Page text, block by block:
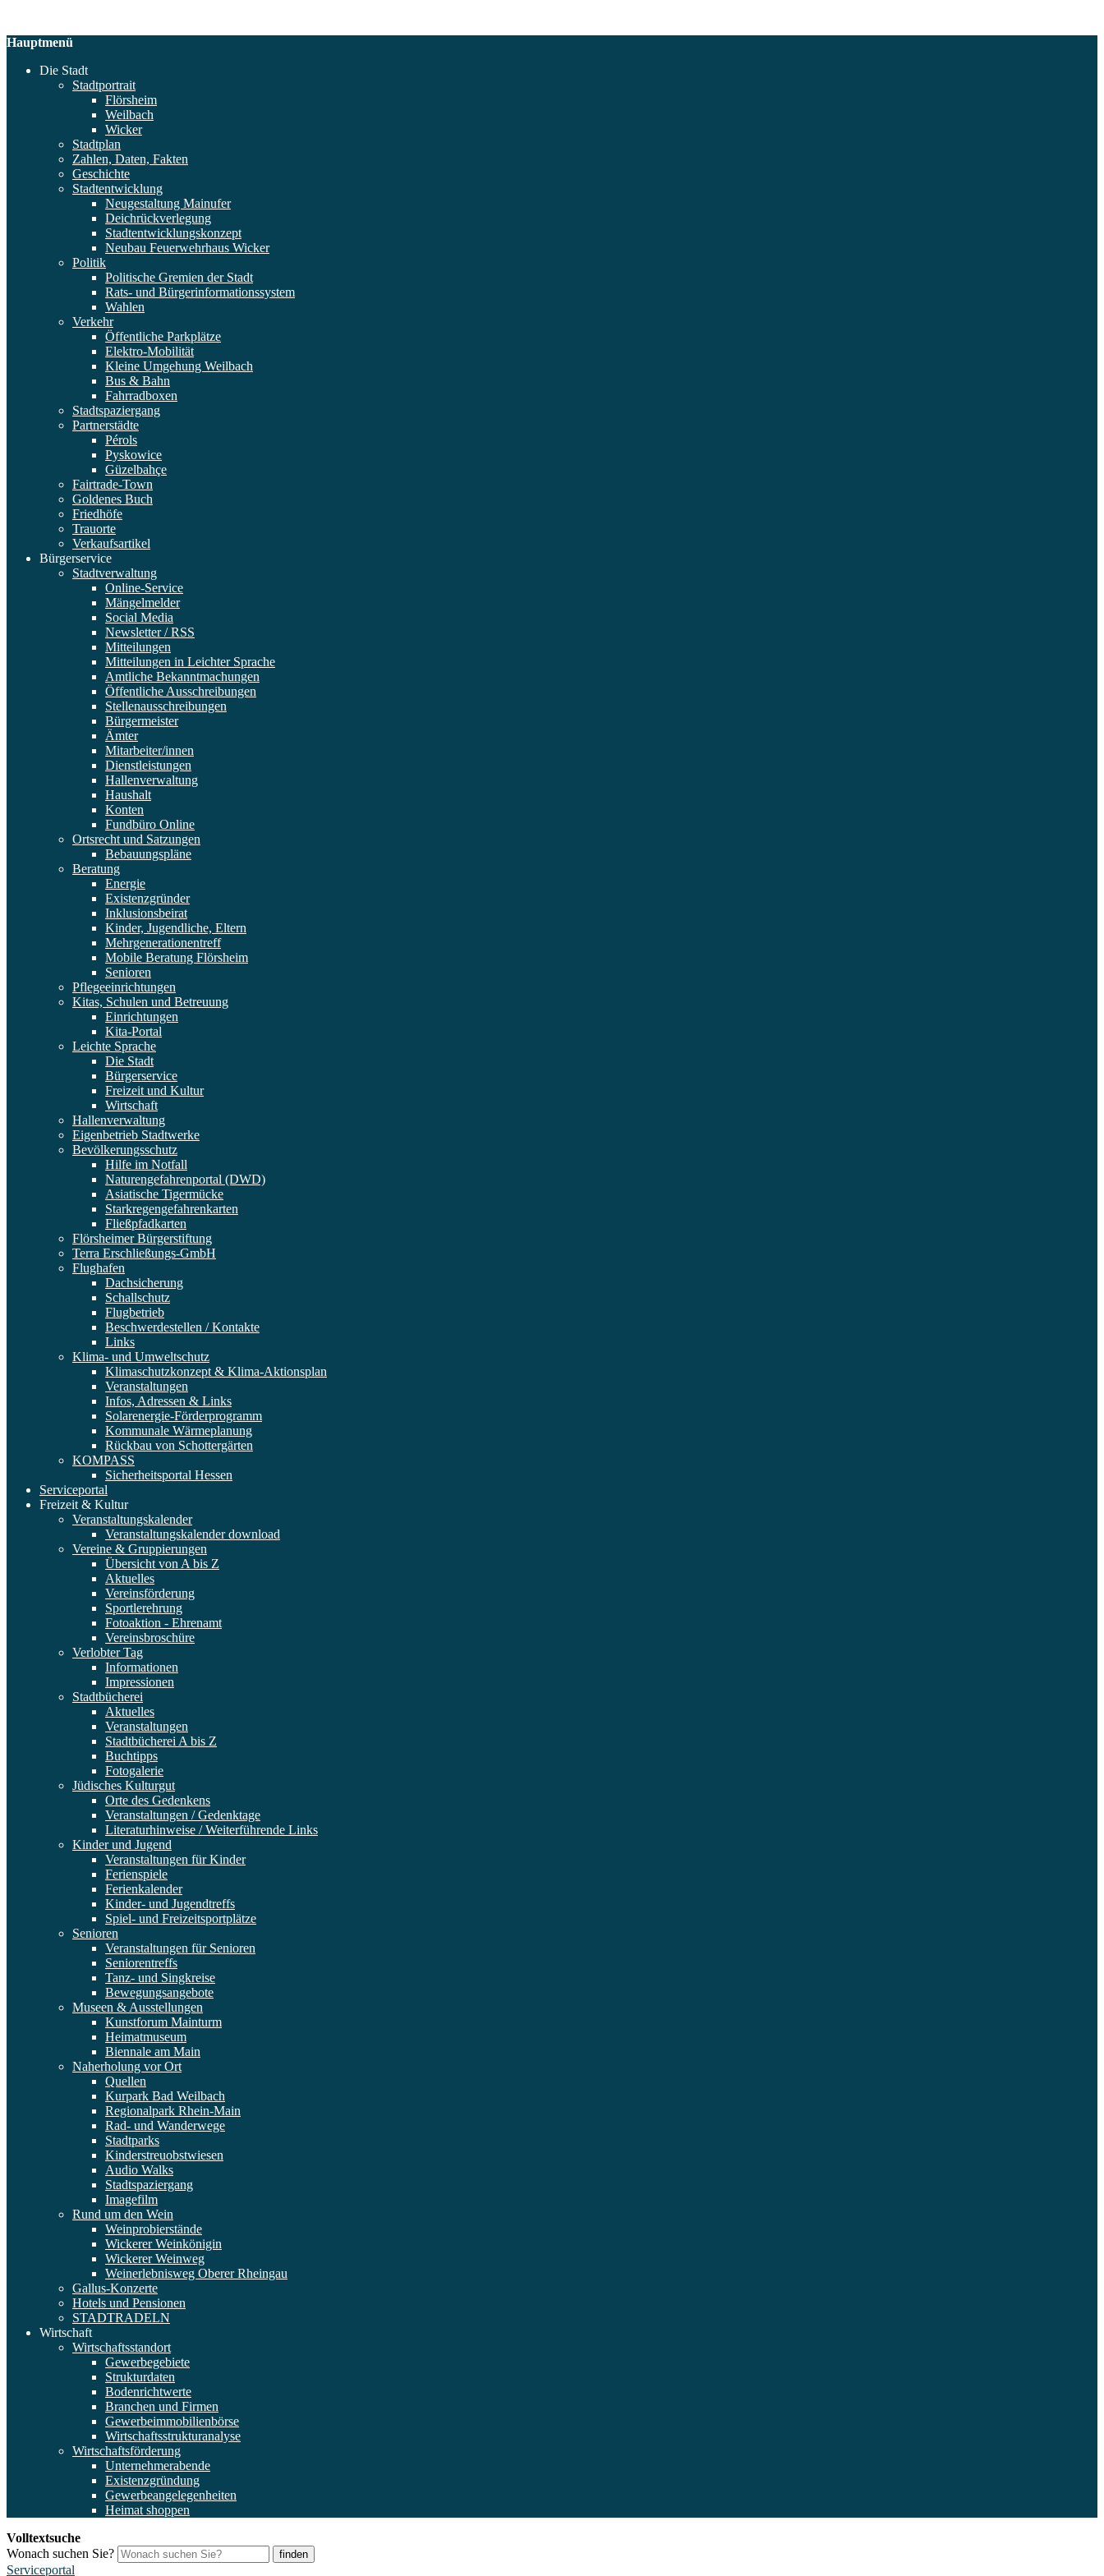
Hauptmenü
Die Stadt
Stadtportrait
Flörsheim
Weilbach
Wicker
Stadtplan
Zahlen, Daten, Fakten
Geschichte
Stadtentwicklung
Neugestaltung Mainufer
Deichrückverlegung
Stadtentwicklungskonzept
Neubau Feuerwehrhaus Wicker
Politik
Politische Gremien der Stadt
Rats- und Bürgerinformationssystem
Wahlen
Verkehr
Öffentliche Parkplätze
Elektro-Mobilität
Kleine Umgehung Weilbach
Bus & Bahn
Fahrradboxen
Stadtspaziergang
Partnerstädte
Pérols
Pyskowice
Güzelbahçe
Fairtrade-Town
Goldenes Buch
Friedhöfe
Trauorte
Verkaufsartikel
Bürgerservice
Stadtverwaltung
Online-Service
Mängelmelder
Social Media
Newsletter / RSS
Mitteilungen
Mitteilungen in Leichter Sprache
Amtliche Bekanntmachungen
Öffentliche Ausschreibungen
Stellenausschreibungen
Bürgermeister
Ämter
Mitarbeiter/innen
Dienstleistungen
Hallenverwaltung
Haushalt
Konten
Fundbüro Online
Ortsrecht und Satzungen
Bebauungspläne
Beratung
Energie
Existenzgründer
Inklusionsbeirat
Kinder, Jugendliche, Eltern
Mehrgenerationentreff
Mobile Beratung Flörsheim
Senioren
Pflegeeinrichtungen
Kitas, Schulen und Betreuung
Einrichtungen
Kita-Portal
Leichte Sprache
Die Stadt
Bürgerservice
Freizeit und Kultur
Wirtschaft
Hallenverwaltung
Eigenbetrieb Stadtwerke
Bevölkerungsschutz
Hilfe im Notfall
Naturengefahrenportal (DWD)
Asiatische Tigermücke
Starkregengefahrenkarten
Fließpfadkarten
Flörsheimer Bürgerstiftung
Terra Erschließungs-GmbH
Flughafen
Dachsicherung
Schallschutz
Flugbetrieb
Beschwerdestellen / Kontakte
Links
Klima- und Umweltschutz
Klimaschutzkonzept & Klima-Aktionsplan
Veranstaltungen
Infos, Adressen & Links
Solarenergie-Förderprogramm
Kommunale Wärmeplanung
Rückbau von Schottergärten
KOMPASS
Sicherheitsportal Hessen
Serviceportal
Freizeit & Kultur
Veranstaltungskalender
Veranstaltungskalender download
Vereine & Gruppierungen
Übersicht von A bis Z
Aktuelles
Vereinsförderung
Sportlerehrung
Fotoaktion - Ehrenamt
Vereinsbroschüre
Verlobter Tag
Informationen
Impressionen
Stadtbücherei
Aktuelles
Veranstaltungen
Stadtbücherei A bis Z
Buchtipps
Fotogalerie
Jüdisches Kulturgut
Orte des Gedenkens
Veranstaltungen / Gedenktage
Literaturhinweise / Weiterführende Links
Kinder und Jugend
Veranstaltungen für Kinder
Ferienspiele
Ferienkalender
Kinder- und Jugendtreffs
Spiel- und Freizeitsportplätze
Senioren
Veranstaltungen für Senioren
Seniorentreffs
Tanz- und Singkreise
Bewegungsangebote
Museen & Ausstellungen
Kunstforum Mainturm
Heimatmuseum
Biennale am Main
Naherholung vor Ort
Quellen
Kurpark Bad Weilbach
Regionalpark Rhein-Main
Rad- und Wanderwege
Stadtparks
Kinderstreuobstwiesen
Audio Walks
Stadtspaziergang
Imagefilm
Rund um den Wein
Weinprobierstände
Wickerer Weinkönigin
Wickerer Weinweg
Weinerlebnisweg Oberer Rheingau
Gallus-Konzerte
Hotels und Pensionen
STADTRADELN
Wirtschaft
Wirtschaftsstandort
Gewerbegebiete
Strukturdaten
Bodenrichtwerte
Branchen und Firmen
Gewerbeimmobilienbörse
Wirtschaftsstrukturanalyse
Wirtschaftsförderung
Unternehmerabende
Existenzgründung
Gewerbeangelegenheiten
Heimat shoppen
Volltextsuche
Wonach suchen Sie?
finden
Serviceportal